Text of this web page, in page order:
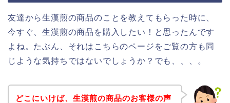
友達から生漢煎の商品のことを教えてもらった時に、
今すぐ、生漢煎の商品を購入したい！と思ったんです
よね。たぶん、それはこちらのページをご覧の方も同
じような気持ちではないでしょうか？でも、、、。
どこにいけば、生漢煎の商品のお客様の声